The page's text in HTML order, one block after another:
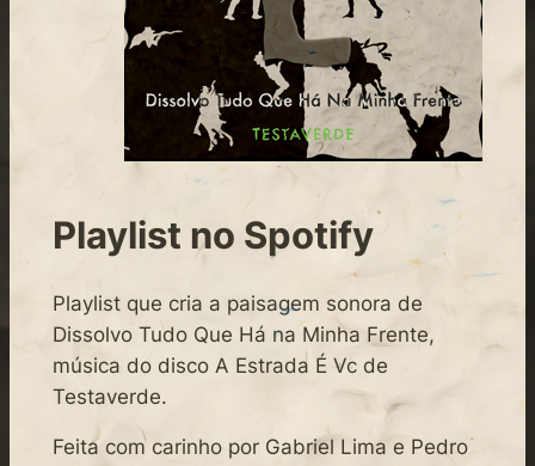
Playlist no Spotify
Playlist que cria a paisagem sonora de
Dissolvo Tudo Que Há na Minha Frente,
música do disco A Estrada É Vc de
Testaverde.
Feita com carinho por Gabriel Lima e Pedro